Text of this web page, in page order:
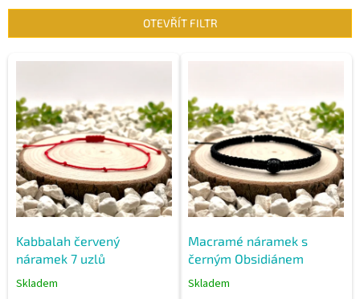
í
OTEVŘÍT FILTR
V
p
p
Kabbalah červený
náramek 7 uzlů
Skladem
Macramé náramek s
černým Obsidiánem
Skladem